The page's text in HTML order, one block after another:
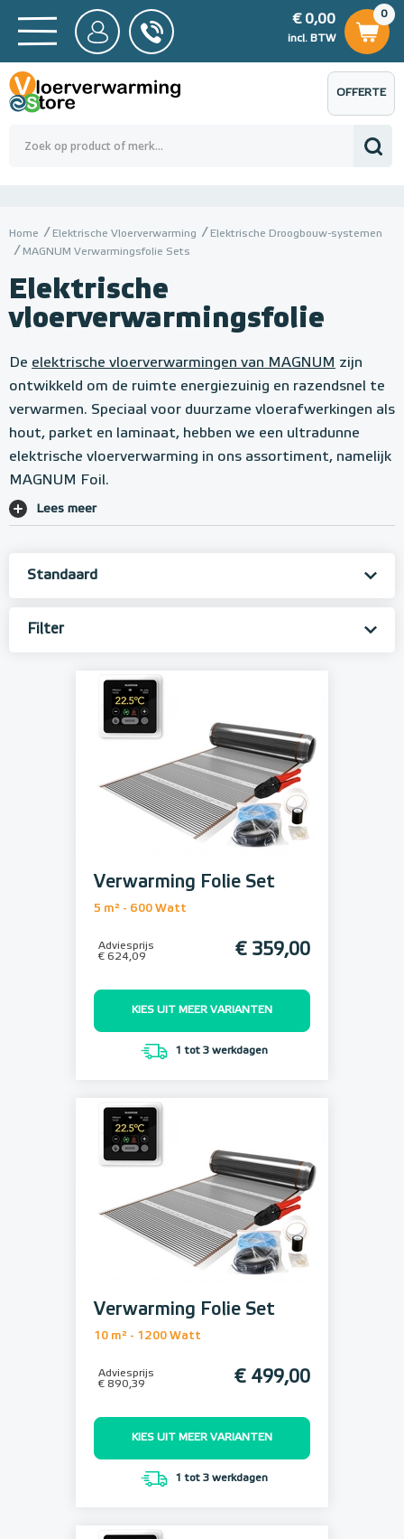
BTW
0,00
0
€ 0,00
incl. BTW
€ 0,00
OFFERTE
AANVRAGEN
Home Elektrische Vloerverwarming
Elektrische Droogbouw-systemen
MAGNUM Verwarmingsfolie Sets
Elektrische
vloerverwarmingsfolie
De elektrische vloerverwarmingen van MAGNUM zijn
ontwikkeld om de ruimte energiezuinig en razendsnel te
verwarmen. Speciaal voor duurzame vloerafwerkingen als
hout, parket en laminaat, hebben we een ultradunne
elektrische vloerverwarming in ons assortiment, namelijk
MAGNUM Foil.
Lees meer
Filter
Verwarming Folie Set
5 m² - 600 Watt
Adviesprijs
€ 624,09
€ 359,00
KIES UIT MEER VARIANTEN
1 tot 3 werkdagen
Verwarming Folie Set
10 m² - 1200 Watt
Adviesprijs
€ 890,39
€ 499,00
KIES UIT MEER VARIANTEN
1 tot 3 werkdagen